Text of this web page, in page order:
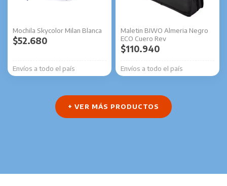
Mochila Skycolor Milan Blanca
Envíos a todo el país
$52.680
Maletin BIWO Almeria Negro
ECO Cuero Rev
Envíos a todo el país
$110.940
+ VER MÁS PRODUCTOS